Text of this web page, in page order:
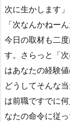
次に生かします
「次なんかねー
今日の取材も二
す。さらっと「
はあなたの経験
どうしてそんな
は前職ですでに
なたの命令に従